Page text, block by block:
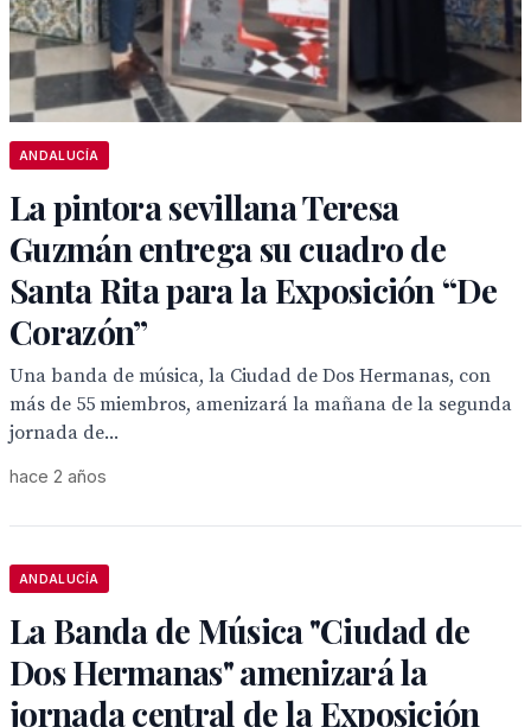
ANDALUCÍA
La pintora sevillana Teresa
Guzmán entrega su cuadro de
Santa Rita para la Exposición “De
Corazón”
Una banda de música, la Ciudad de Dos Hermanas, con
más de 55 miembros, amenizará la mañana de la segunda
jornada de...
hace 2 años
ANDALUCÍA
La Banda de Música "Ciudad de
Dos Hermanas" amenizará la
jornada central de la Exposición